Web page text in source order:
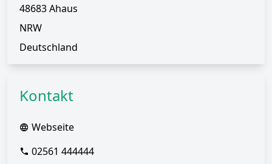
48683 Ahaus
NRW
Deutschland
Kontakt
Webseite
02561 444444